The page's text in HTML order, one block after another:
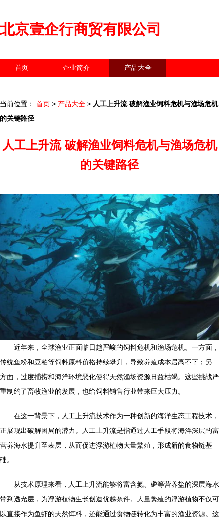
北京壹企行商贸有限公司
首页 企业简介 产品大全
当前位置： 首页 > 产品大全 > 人工上升流 破解渔业饲料危机与渔场危机
的关键路径
人工上升流 破解渔业饲料危机与渔场危机
的关键路径
近年来，全球渔业正面临日趋严峻的饲料危机和渔场危机。一方面，
传统鱼粉和豆粕等饲料原料价格持续攀升，导致养殖成本居高不下；另一
方面，过度捕捞和海洋环境恶化使得天然渔场资源日益枯竭。这些挑战严
重制约了畜牧渔业的发展，也给饲料销售行业带来巨大压力。
在这一背景下，人工上升流技术作为一种创新的海洋生态工程技术，
正展现出破解困局的潜力。人工上升流是指通过人工手段将海洋深层的富
营养海水提升至表层，从而促进浮游植物大量繁殖，形成新的食物链基
础。
从技术原理来看，人工上升流能够将富含氮、磷等营养盐的深层海水
带到透光层，为浮游植物生长创造优越条件。大量繁殖的浮游植物不仅可
以直接作为鱼虾的天然饵料，还能通过食物链转化为丰富的渔业资源。这